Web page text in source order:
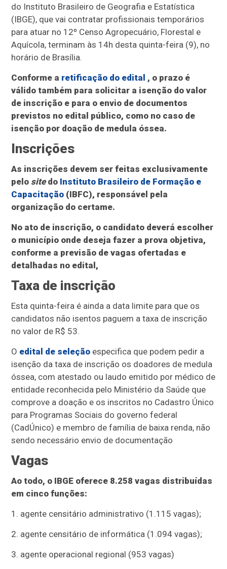
do Instituto Brasileiro de Geografia e Estatística
(IBGE), que vai contratar profissionais temporários
para atuar no 12º Censo Agropecuário, Florestal e
Aquícola, terminam às 14h desta quinta-feira (9), no
horário de Brasília.
Conforme a retificação do edital , o prazo é
válido também para solicitar a isenção do valor
de inscrição e para o envio de documentos
previstos no edital público, como no caso de
isenção por doação de medula óssea.
Inscrições
As inscrições devem ser feitas exclusivamente
pelo sitedo Instituto Brasileiro de Formação e
Capacitação (IBFC), responsável pela
organização do certame.
No ato de inscrição, o candidato deverá escolher
o município onde deseja fazer a prova objetiva,
conforme a previsão de vagas ofertadas e
detalhadas no edital,
Taxa de inscrição
Esta quinta-feira é ainda a data limite para que os
candidatos não isentos paguem a taxa de inscrição
no valor de R$ 53.
O edital de seleção especifica que podem pedir a
isenção da taxa de inscrição os doadores de medula
óssea, com atestado ou laudo emitido por médico de
entidade reconhecida pelo Ministério da Saúde que
comprove a doação e os inscritos no Cadastro Único
para Programas Sociais do governo federal
(CadÚnico) e membro de família de baixa renda, não
sendo necessário envio de documentação
Vagas
Ao todo, o IBGE oferece 8.258 vagas distribuídas
em cinco funções:
1. agente censitário administrativo (1.115 vagas);
2. agente censitário de informática (1.094 vagas);
3. agente operacional regional (953 vagas)